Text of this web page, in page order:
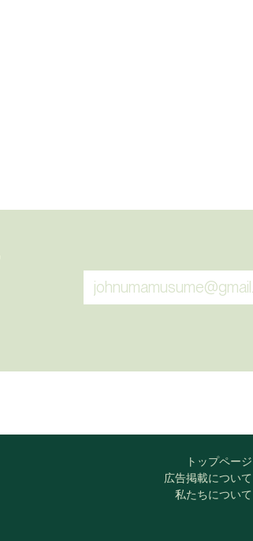
トップページ
広告掲載について
私たちについて